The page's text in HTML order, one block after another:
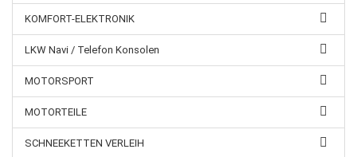
KOMFORT-ELEKTRONIK
LKW Navi / Telefon Konsolen
MOTORSPORT
MOTORTEILE
SCHNEEKETTEN VERLEIH